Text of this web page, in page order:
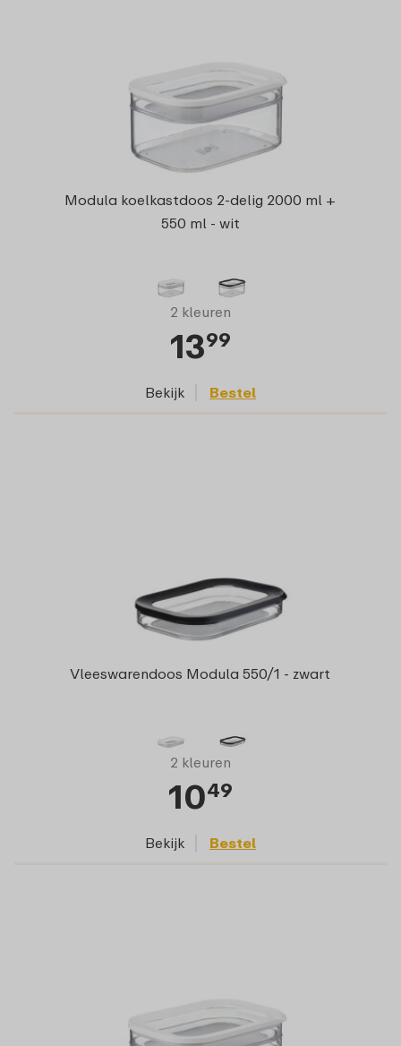
Modula koelkastdoos 2-delig 2000 ml +
550 ml - wit
2 kleuren
1399
Bekijk Bestel
Vleeswarendoos Modula 550/1 - zwart
2 kleuren
1049
Bekijk Bestel